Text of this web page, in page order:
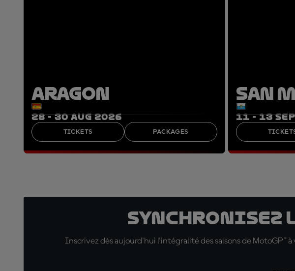
ARAGON
28 - 30 AUG 2026
TICKETS PACKAGES
SAN
11 - 13
Synchronisez
Inscrivez dès aujourd'hui l'intégralité des saisons de MotoGP™